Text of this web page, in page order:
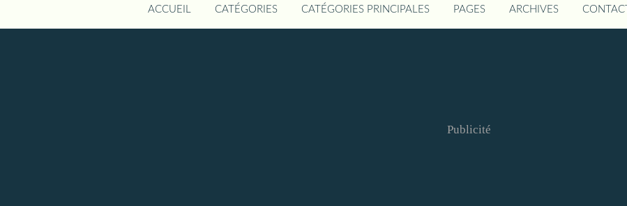
ACCUEIL CATÉGORIES CATÉGORIES PRINCIPALES PAGES ARCHIVES CONTACT
Publicité